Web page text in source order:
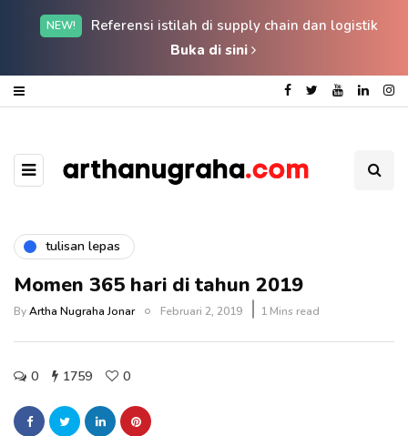
NEW!
Referensi istilah di supply chain dan logistik
Buka di sini
tulisan lepas
Momen 365 hari di tahun 2019
ByArtha Nugraha Jonar Februari 2, 2019 1 Mins read
0 1759 0